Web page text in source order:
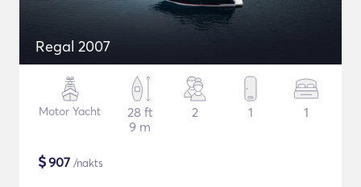
Regal 2007
Motor Yacht
28 ft
9 m
2 1 1
$907 /nakts